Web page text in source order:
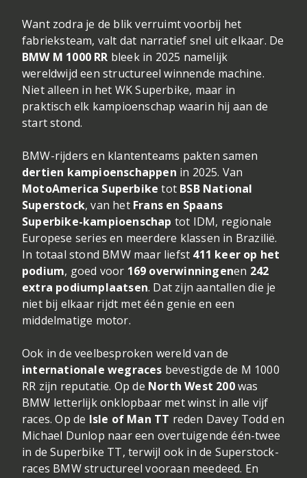
Want zodra je de blik verruimt voorbij het
fabrieksteam, valt dat narratief snel uit elkaar. De
BMW M 1000 RR bleek in 2025 namelijk
wereldwijd een structureel winnende machine.
Niet alleen in het WK Superbike, maar in
praktisch elk kampioenschap waarin hij aan de
start stond.
BMW-rijders en klantenteams pakten samen
dertien kampioenschappen in 2025. Van
MotoAmerica Superbike tot BSB National
Superstock, van het Frans en Spaans
Superbike-kampioenschap tot IDM, regionale
Europese series en meerdere klassen in Brazilië.
In totaal stond BMW maar liefst 411 keer op het
podium, goed voor 169 overwinningenen 242
extra podiumplaatsen. Dat zijn aantallen die je
niet bij elkaar rijdt met één genie en een
middelmatige motor.
Ook in de veelbesproken wereld van de
internationale wegraces bevestigde de M 1000
RR zijn reputatie. Op de North West 200was
BMW letterlijk onklopbaar met winst in alle vijf
races. Op de Isle of Man TT reden Davey Todd en
Michael Dunlop naar een overtuigende één-twee
in de Superbike TT, terwijl ook in de Superstock-
races BMW structureel vooraan meedeed. En